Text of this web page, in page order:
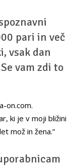
pari in več
vsak dan
vam zdi to
on.com.
ki je v moji bližini
mož in žena.”